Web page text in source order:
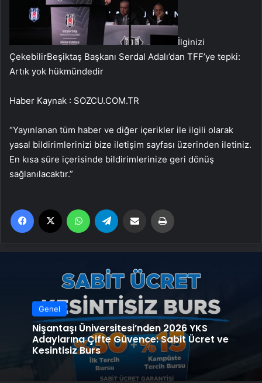
İlginizi
ÇekebilirBeşiktaş Başkanı Serdal Adalı’dan TFF’ye tepki:
Artık yok hükmündedir
Haber Kaynak : SOZCU.COM.TR
“Yayınlanan tüm haber ve diğer içerikler ile ilgili olarak
yasal bildirimlerinizi bize iletişim sayfası üzerinden iletiniz.
En kısa süre içerisinde bildirimlerinize geri dönüş
sağlanılacaktır.”
Facebook WhatsApp Email'den paylaş
Genel
Nişantaşı Üniversitesi’nden 2026 YKS
Adaylarına Çifte Güvence: Sabit Ücret ve
Kesintisiz Burs